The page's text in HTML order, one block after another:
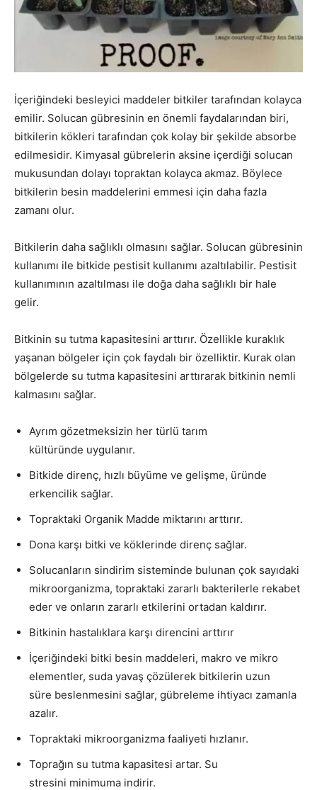
İçeriğindeki besleyici maddeler bitkiler tarafından kolayca
emilir. Solucan gübresinin en önemli faydalarından biri,
bitkilerin kökleri tarafından çok kolay bir şekilde absorbe
edilmesidir. Kimyasal gübrelerin aksine içerdiği solucan
mukusundan dolayı topraktan kolayca akmaz. Böylece
bitkilerin besin maddelerini emmesi için daha fazla
zamanı olur.
Bitkilerin daha sağlıklı olmasını sağlar. Solucan gübresinin
kullanımı ile bitkide pestisit kullanımı azaltılabilir. Pestisit
kullanımının azaltılması ile doğa daha sağlıklı bir hale
gelir.
Bitkinin su tutma kapasitesini arttırır. Özellikle kuraklık
yaşanan bölgeler için çok faydalı bir özelliktir. Kurak olan
bölgelerde su tutma kapasitesini arttırarak bitkinin nemli
kalmasını sağlar.
Ayrım gözetmeksizin her türlü tarım
kültüründe uygulanır.
Bitkide direnç, hızlı büyüme ve gelişme, üründe
erkencilik sağlar.
Topraktaki Organik Madde miktarını arttırır.
Dona karşı bitki ve köklerinde direnç sağlar.
Solucanların sindirim sisteminde bulunan çok sayıdaki
mikroorganizma, topraktaki zararlı bakterilerle rekabet
eder ve onların zararlı etkilerini ortadan kaldırır.
Bitkinin hastalıklara karşı direncini arttırır
İçeriğindeki bitki besin maddeleri, makro ve mikro
elementler, suda yavaş çözülerek bitkilerin uzun
süre beslenmesini sağlar, gübreleme ihtiyacı zamanla
azalır.
Topraktaki mikroorganizma faaliyeti hızlanır.
Toprağın su tutma kapasitesi artar. Su
stresini minimuma indirir.